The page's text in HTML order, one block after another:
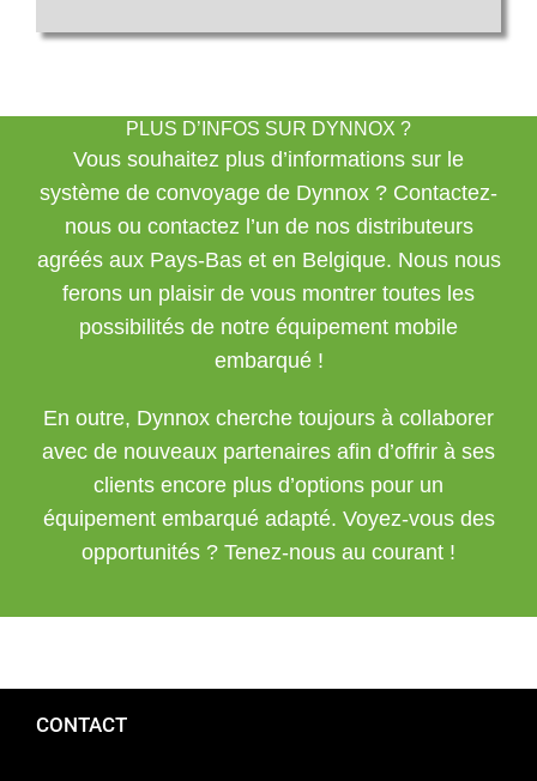
PLUS D’INFOS SUR DYNNOX ?
Vous souhaitez plus d’informations sur le
système de convoyage de Dynnox ? Contactez-
nousou contactez l’un de nos distributeurs
agréésaux Pays-Bas et en Belgique. Nous nous
ferons un plaisir de vous montrer toutes les
possibilités de notre équipement mobile
embarqué !
En outre, Dynnox cherche toujours à collaborer
avec de nouveaux partenaires afin d’offrir à ses
clients encore plus d’options pour un
équipement embarqué adapté. Voyez-vous des
opportunités ? Tenez-nous au courant !
CONTACT